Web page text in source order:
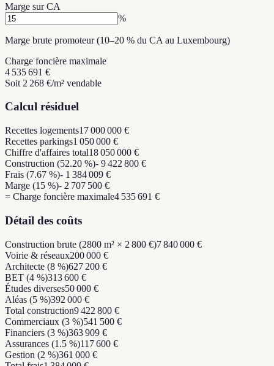
Marge sur CA
%
Marge brute promoteur (10–20 % du CA au Luxembourg)
Charge foncière maximale
4 535 691 €
Soit 2 268 €/m² vendable
Calcul résiduel
Recettes logements17 000 000 €
Recettes parkings1 050 000 €
Chiffre d'affaires total18 050 000 €
Construction (52.20 %)- 9 422 800 €
Frais (7.67 %)- 1 384 009 €
Marge (15 %)- 2 707 500 €
= Charge foncière maximale4 535 691 €
Détail des coûts
Construction brute (2800 m² × 2 800 €)7 840 000 €
Voirie & réseaux200 000 €
Architecte (8 %)627 200 €
BET (4 %)313 600 €
Études diverses50 000 €
Aléas (5 %)392 000 €
Total construction9 422 800 €
Commerciaux (3 %)541 500 €
Financiers (3 %)363 909 €
Assurances (1.5 %)117 600 €
Gestion (2 %)361 000 €